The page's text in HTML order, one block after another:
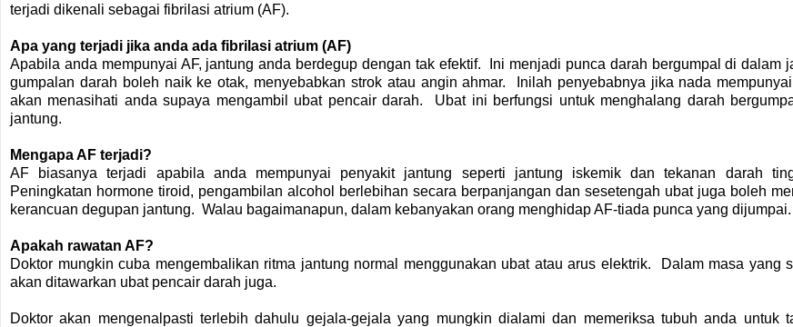
terjadi dikenali sebagai fibrilasi atrium (AF).
Apa yang terjadi jika anda ada fibrilasi atrium (AF)
Apabila anda mempunyai AF, jantung anda berdegup dengan tak efektif. Ini menjadi punca darah bergumpal di dalam
gumpalan darah boleh naik ke otak, menyebabkan strok atau angin ahmar. Inilah penyebabnya jika nada
akan menasihati anda supaya mengambil ubat pencair darah. Ubat ini berfungsi untuk menghalang darah
jantung.
Mengapa AF terjadi?
AF biasanya terjadi apabila anda mempunyai penyakit jantung seperti jantung iskemik dan tekanan darah
Peningkatan hormone tiroid, pengambilan alcohol berlebihan secara berpanjangan dan sesetengah ubat juga boleh
kerancuan degupan jantung. Walau bagaimanapun, dalam kebanyakan orang menghidap AF-tiada punca yang dijumpai.
Apakah rawatan AF?
Doktor mungkin cuba mengembalikan ritma jantung normal menggunakan ubat atau arus elektrik. Dalam masa yang
akan ditawarkan ubat pencair darah juga.
Doktor akan mengenalpasti terlebih dahulu gejala-gejala yang mungkin dialami dan memeriksa tubuh anda untuk